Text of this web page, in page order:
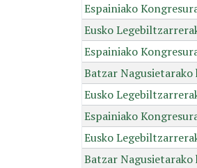
Espainiako
Eusko
Espainiako
Batzar Nagusietarako
Eusko
Espainiako
Eusko
Batzar Nagusietarako